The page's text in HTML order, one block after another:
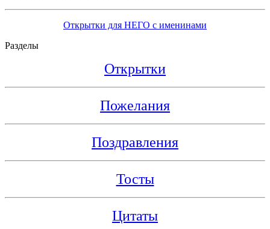
Открытки для НЕГО с именинами
Разделы
Открытки
Пожелания
Поздравления
Тосты
Цитаты